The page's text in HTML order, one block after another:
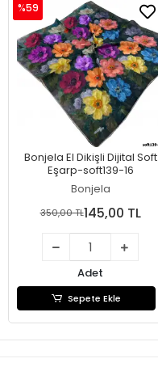
Bonjela El Dikişli Dijital Soft
Eşarp-soft139-16
Bonjela
%59
350,00 TL145,00 TL
Adet
Sepete Ekle